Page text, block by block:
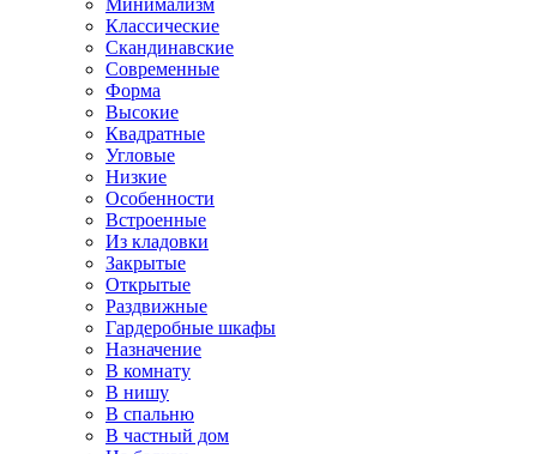
Минимализм
Классические
Скандинавские
Современные
Форма
Высокие
Квадратные
Угловые
Низкие
Особенности
Встроенные
Из кладовки
Закрытые
Открытые
Раздвижные
Гардеробные шкафы
Назначение
В комнату
В нишу
В спальню
В частный дом